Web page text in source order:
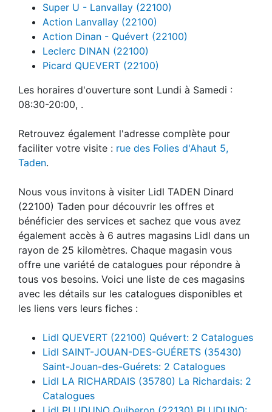
Super U - Lanvallay (22100)
Action Lanvallay (22100)
Action Dinan - Quévert (22100)
Leclerc DINAN (22100)
Picard QUEVERT (22100)
Les horaires d'ouverture sont Lundi à Samedi :
08:30-20:00, .
Retrouvez également l'adresse complète pour
faciliter votre visite : rue des Folies d'Ahaut 5,
Taden.
Nous vous invitons à visiter Lidl TADEN Dinard
(22100) Taden pour découvrir les offres et
bénéficier des services et sachez que vous avez
également accès à 6 autres magasins Lidl dans un
rayon de 25 kilomètres. Chaque magasin vous
offre une variété de catalogues pour répondre à
tous vos besoins. Voici une liste de ces magasins
avec les détails sur les catalogues disponibles et
les liens vers leurs fiches :
Lidl QUEVERT (22100) Quévert: 2 Catalogues
Lidl SAINT-JOUAN-DES-GUÉRETS (35430)
Saint-Jouan-des-Guérets: 2 Catalogues
Lidl LA RICHARDAIS (35780) La Richardais: 2
Catalogues